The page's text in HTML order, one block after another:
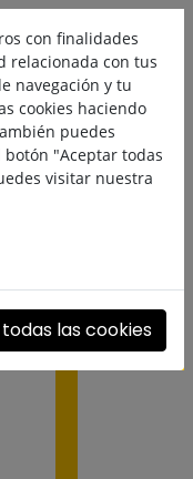
con finalidades
relacionada con tus
navegación y tu
cookies haciendo
puedes
"Aceptar todas
visitar nuestra
las cookies